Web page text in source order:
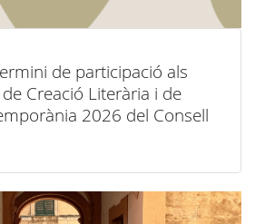
de participació als
Creació Literària i de
2026 del Consell